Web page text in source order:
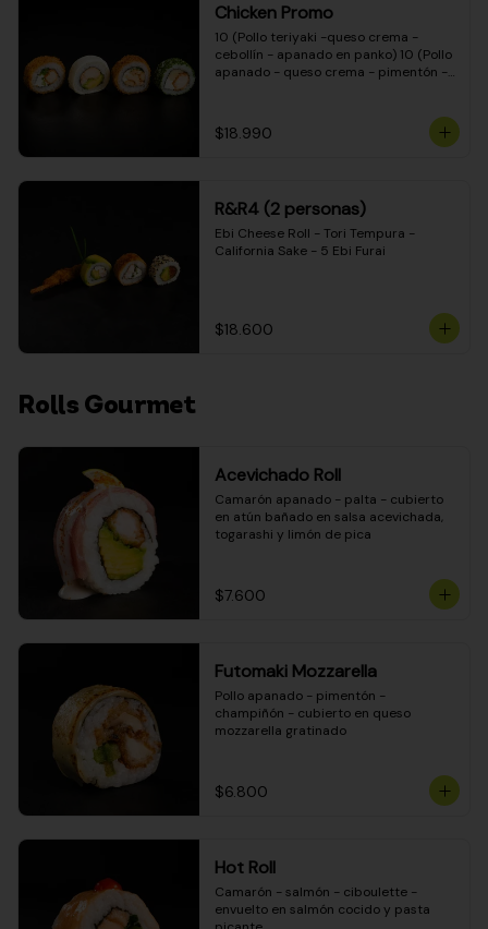
teriyaki - queso crema - cebollín -
envuelto en masa tempura) 10
(Pimentón - queso crema - cebollín -
envuelto en masa tempura)
Chicken Promo
10 (Pollo teriyaki -queso crema -
cebollín - apanado en panko) 10 (Pollo
apanado - queso crema - pimentón -
ciboulette) 10 (Pollo teriyaki - palta -
envuelto en queso crema)
$18.990
R&R4 (2 personas)
Ebi Cheese Roll - Tori Tempura -
California Sake - 5 Ebi Furai
$18.600
Rolls Gourmet
Acevichado Roll
Camarón apanado - palta - cubierto
en atún bañado en salsa acevichada,
togarashi y limón de pica
$7.600
Futomaki Mozzarella
Pollo apanado - pimentón -
champiñón - cubierto en queso
mozzarella gratinado
$6.800
Hot Roll
Camarón - salmón - ciboulette -
envuelto en salmón cocido y pasta